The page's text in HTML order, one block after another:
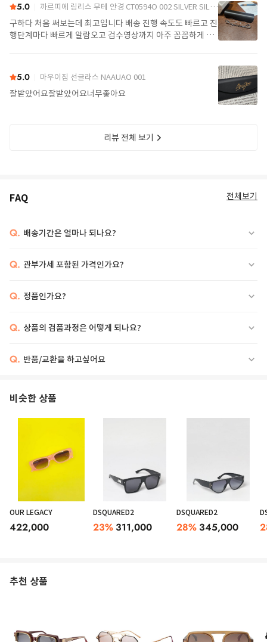
5.0 까르띠에 림리스 무테 안경 CT0594O 002 SILVER SILVER TRANSPARENT
구하다 처음 써보는데 최고입니다 배송 진행 속도도 빠르고 진
행단계마다 빠르게 알람오고 검수영상까지 아주 꼼꼼하게 찍
5.0 마우이짐 선글라스 NAAUAO 001
잘받았어요잘받았어요너무좋아요
리뷰 전체 보기
FAQ 전체보기
Q. 배송기간은 얼마나 되나요?
Q. 관부가세 포함된 가격인가요?
Q. 정품인가요?
Q. 상품의 검품과정은 어떻게 되나요?
Q. 반품/교환을 하고싶어요
비슷한 상품
OUR LEGACY
422,000
DSQUARED2
23% 311,000
DSQUARED2
28% 345,000
추천 상품